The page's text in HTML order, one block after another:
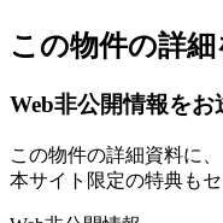
この物件の詳
Web非公開情報をお
この物件の詳細資料に、
本サイト限定の特典も